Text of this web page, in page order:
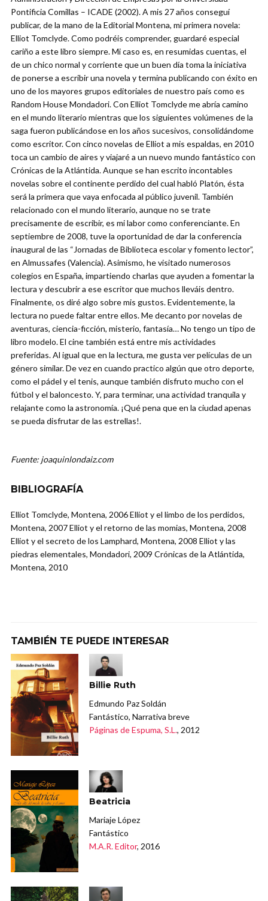
Pontificia Comillas – ICADE (2002). A mis 27 años conseguí
publicar, de la mano de la Editorial Montena, mi primera novela:
Elliot Tomclyde. Como podréis comprender, guardaré especial
cariño a este libro siempre. Mi caso es, en resumidas cuentas, el
de un chico normal y corriente que un buen día toma la iniciativa
de ponerse a escribir una novela y termina publicando con éxito en
uno de los mayores grupos editoriales de nuestro país como es
Random House Mondadori. Con Elliot Tomclyde me abría camino
en el mundo literario mientras que los siguientes volúmenes de la
saga fueron publicándose en los años sucesivos, consolidándome
como escritor. Con cinco novelas de Elliot a mis espaldas, en 2010
toca un cambio de aires y viajaré a un nuevo mundo fantástico con
Crónicas de la Atlántida. Aunque se han escrito incontables
novelas sobre el continente perdido del cual habló Platón, ésta
será la primera que vaya enfocada al público juvenil. También
relacionado con el mundo literario, aunque no se trate
precisamente de escribir, es mi labor como conferenciante. En
septiembre de 2008, tuve la oportunidad de dar la conferencia
inaugural de las “Jornadas de Biblioteca escolar y fomento lector”,
en Almussafes (Valencia). Asimismo, he visitado numerosos
colegios en España, impartiendo charlas que ayuden a fomentar la
lectura y descubrir a ese escritor que muchos lleváis dentro.
Finalmente, os diré algo sobre mis gustos. Evidentemente, la
lectura no puede faltar entre ellos. Me decanto por novelas de
aventuras, ciencia-ficción, misterio, fantasía… No tengo un tipo de
libro modelo. El cine también está entre mis actividades
preferidas. Al igual que en la lectura, me gusta ver películas de un
género similar. De vez en cuando practico algún que otro deporte,
como el pádel y el tenis, aunque también disfruto mucho con el
fútbol y el baloncesto. Y, para terminar, una actividad tranquila y
relajante como la astronomía. ¡Qué pena que en la ciudad apenas
se pueda disfrutar de las estrellas!.
Fuente: joaquinlondaiz.com
BIBLIOGRAFÍA
Elliot Tomclyde, Montena, 2006 Elliot y el limbo de los perdidos,
Montena, 2007 Elliot y el retorno de las momias, Montena, 2008
Elliot y el secreto de los Lamphard, Montena, 2008 Elliot y las
piedras elementales, Mondadori, 2009 Crónicas de la Atlántida,
Montena, 2010
TAMBIÉN TE PUEDE INTERESAR
Billie Ruth
Edmundo Paz Soldán
Fantástico, Narrativa breve
Páginas de Espuma, S.L., 2012
Beatricia
Mariaje López
Fantástico
M.A.R. Editor, 2016